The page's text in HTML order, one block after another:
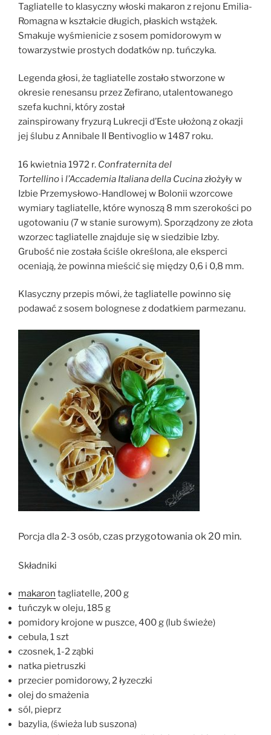
Tagliatelle to klasyczny włoski makaron z rejonu Emilia-
Romagna w kształcie długich, płaskich wstążek.
Smakuje wyśmienicie z sosem pomidorowym w
towarzystwie prostych dodatków np. tuńczyka.
Legenda głosi, że tagliatelle zostało stworzone w
okresie renesansu przez Zefirano, utalentowanego
szefa kuchni, który został
zainspirowany fryzurą Lukrecji d’Este ułożoną z okazji
jej ślubu z Annibale II Bentivoglio w 1487 roku.
16 kwietnia 1972 r. Confraternita del
Tortellino i l’Accademia Italiana della Cucinazłożyły w
Izbie Przemysłowo-Handlowej w Bolonii wzorcowe
wymiary tagliatelle, które wynoszą 8 mm szerokości po
ugotowaniu (7 w stanie surowym). Sporządzony ze złota
wzorzec tagliatelle znajduje się w siedzibie Izby.
Grubość nie została ściśle określona, ale eksperci
oceniają, że powinna mieścić się między 0,6 i 0,8 mm.
Klasyczny przepis mówi, że tagliatelle powinno się
podawać z sosem bolognese z dodatkiem parmezanu.
Porcja dla 2-3 osób,czas przygotowania ok 20 min.
Składniki
makaron tagliatelle, 200 g
tuńczyk w oleju, 185 g
pomidory krojone w puszce, 400 g (lub świeże)
cebula, 1 szt
czosnek, 1-2 ząbki
natka pietruszki
przecier pomidorowy, 2 łyzeczki
olej do smażenia
sól, pieprz
bazylia, (świeża lub suszona)